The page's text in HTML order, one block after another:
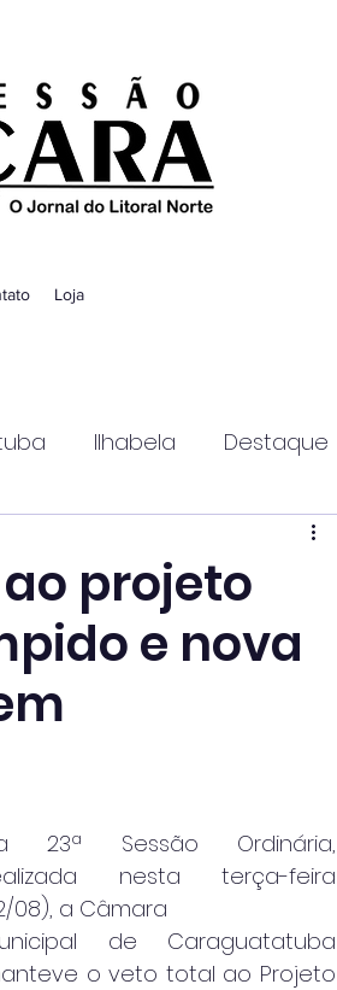
Loja
Ilhabela Destaque
projeto
e nova
23ª Sessão Ordinária,
nesta terça-feira
08), a Câmara
de Caraguatatuba
o veto total ao Projeto